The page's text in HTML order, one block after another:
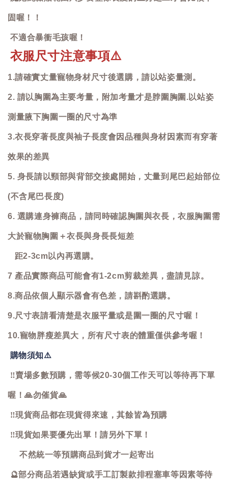
固喔！！
不適合暴衝毛孩喔！
衣服尺寸注意事項⚠️
1.請確實丈量寵物身材尺寸後選購，請以站姿量測。
2. 請以胸圍為主要考量，附加考量才是脖圍胸圍.以站姿
測量腋下胸圍一圈的尺寸為準
3.衣長穿著長度與袖子長度會因品種與身材因素而有穿著
效果的差異
5. 身長請以頸部與背部交接處開始，丈量到尾巴起始部位
(不含尾巴長度)
6. 選購連身褲商品，請同時確認胸圍與衣長，衣服胸圍需
大於寵物胸圍＋衣長與身長長短差
距2-3cm以內再選購。
7 產品實際商品可能會有1-2cm剪裁差異，盡請見諒。
8.商品依個人顯示器會有色差，請斟酌選購。
9.尺寸表請看清楚是衣服平量或是圍一圈的尺寸喔！
10.寵物胖瘦差異大，所有尺寸表的體重僅供參考喔！
購物須知⚠️
‼️賣場多數預購，需等候20-30個工作天可以等待再下單
喔！🙏勿催貨🙏
‼️現貨商品都在現貨得來速，其餘皆為預購
‼️現貨如果要優先出單！請另外下單！
不然統一等預購商品到貨才一起寄出
🔮部分商品若遇缺貨或手工訂製款排程塞車等因素等待